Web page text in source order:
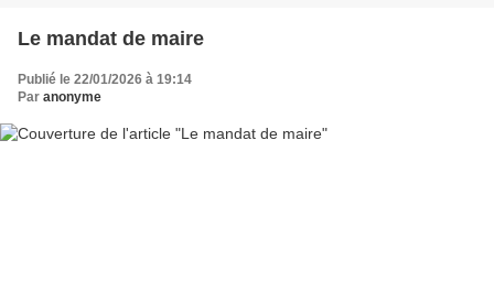
Le mandat de maire
Publié le 22/01/2026 à 19:14
Par anonyme